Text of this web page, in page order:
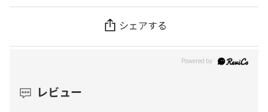
シェアする
レビュー